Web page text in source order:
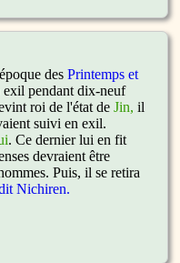
desPrintemps et
exil pendant dix-neuf
roi de l'état deJin,il
suivi en exil.
. Ce dernier lui en fit
devraient être
Puis, il se retira
Nichiren.